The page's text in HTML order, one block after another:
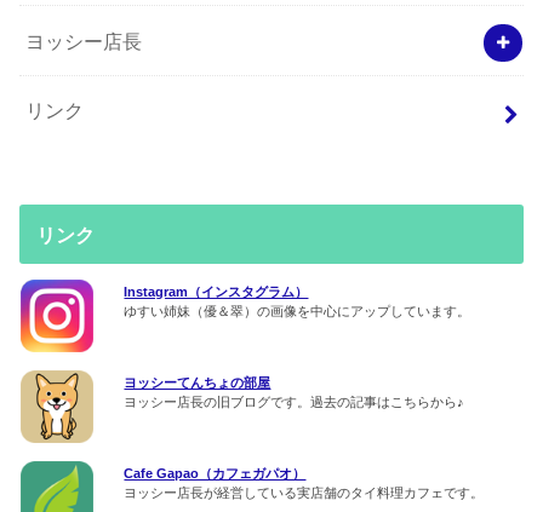
ヨッシー店長
リンク
リンク
Instagram（インスタグラム）
ゆすい姉妹（優＆翠）の画像を中心にアップしています。
ヨッシーてんちょの部屋
ヨッシー店長の旧ブログです。過去の記事はこちらから♪
Cafe Gapao（カフェガパオ）
ヨッシー店長が経営している実店舗のタイ料理カフェです。